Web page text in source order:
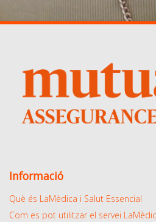
Informació
Què és LaMèdica i Salut Essencial
Com es pot utilitzar el servei